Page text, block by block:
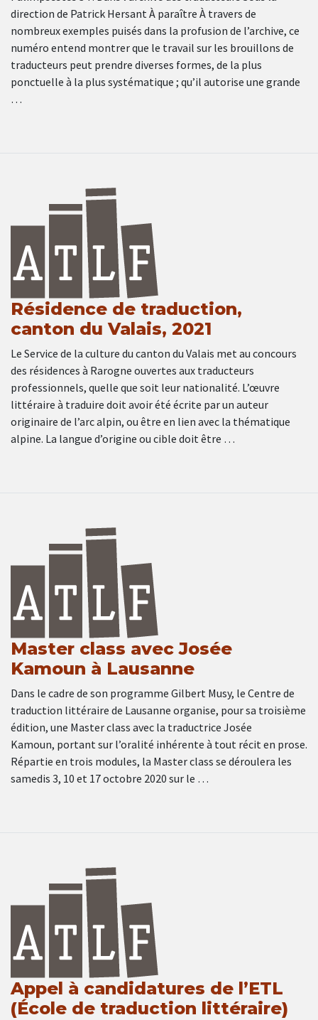
direction de Patrick Hersant À paraître À travers de
nombreux exemples puisés dans la profusion de l’archive, ce
numéro entend montrer que le travail sur les brouillons de
traducteurs peut prendre diverses formes, de la plus
ponctuelle à la plus systématique ; qu’il autorise une grande
…
Résidence de traduction,
canton du Valais, 2021
Le Service de la culture du canton du Valais met au concours
des résidences à Rarogne ouvertes aux traducteurs
professionnels, quelle que soit leur nationalité. L’œuvre
littéraire à traduire doit avoir été écrite par un auteur
originaire de l’arc alpin, ou être en lien avec la thématique
alpine. La langue d’origine ou cible doit être …
Master class avec Josée
Kamoun à Lausanne
Dans le cadre de son programme Gilbert Musy, le Centre de
traduction littéraire de Lausanne organise, pour sa troisième
édition, une Master class avec la traductrice Josée
Kamoun, portant sur l’oralité inhérente à tout récit en prose.
Répartie en trois modules, la Master class se déroulera les
samedis 3, 10 et 17 octobre 2020 sur le …
Appel à candidatures de l’ETL
(École de traduction littéraire)